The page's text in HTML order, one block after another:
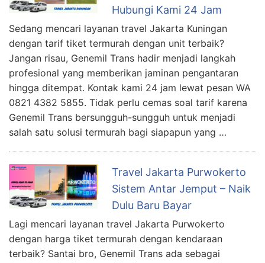
Hubungi Kami 24 Jam
Sedang mencari layanan travel Jakarta Kuningan
dengan tarif tiket termurah dengan unit terbaik?
Jangan risau, Genemil Trans hadir menjadi langkah
profesional yang memberikan jaminan pengantaran
hingga ditempat. Kontak kami 24 jam lewat pesan WA
0821 4382 5855. Tidak perlu cemas soal tarif karena
Genemil Trans bersungguh-sungguh untuk menjadi
salah satu solusi termurah bagi siapapun yang …
Travel Jakarta Purwokerto
Sistem Antar Jemput – Naik
Dulu Baru Bayar
Lagi mencari layanan travel Jakarta Purwokerto
dengan harga tiket termurah dengan kendaraan
terbaik? Santai bro, Genemil Trans ada sebagai